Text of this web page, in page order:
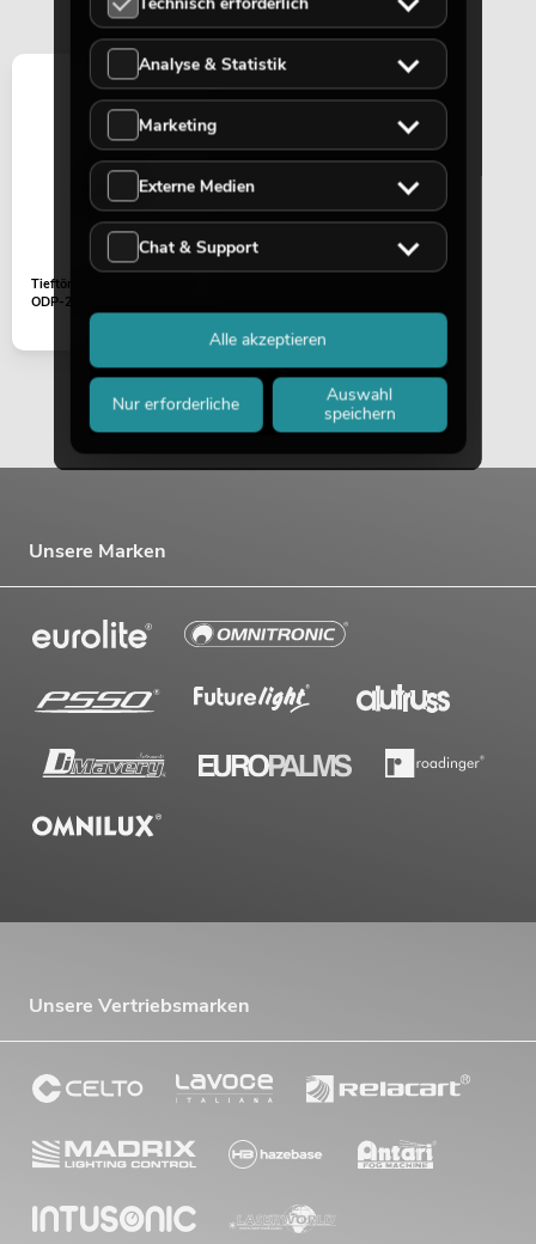
Tieftöner 6" 16Ohm 80W
ODP-206
Unsere Marken
Unsere Vertriebsmarken
Analyse & Statistik
Marketing
Externe Medien
Chat & Support
Nur erforderliche
Auswahl
speichern
Alle akzeptieren